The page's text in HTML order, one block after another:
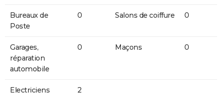
Bureaux de
Poste
0 Salons de coiffure 0
Garages,
réparation
automobile
0 Maçons 0
Electriciens 2